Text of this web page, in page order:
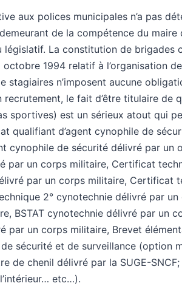
aux polices municipales n’a pas
de la compétence du maire
législatif. La constitution de brigades
1994 relatif à l’organisation
stagiaires n’imposent aucune
recrutement, le fait d’être titulaire de
sportives) est un sérieux atout qui
qualifiant d’agent cynophile de
cynophile de sécurité délivré par un
par un corps militaire, Certificat
par un corps militaire, Certificat
2° cynotechnie délivré par
BSTAT cynotechnie délivré par un
par un corps militaire, Brevet
sécurité et de surveillance (option
de chenil délivré par la SUGE-
etc…).